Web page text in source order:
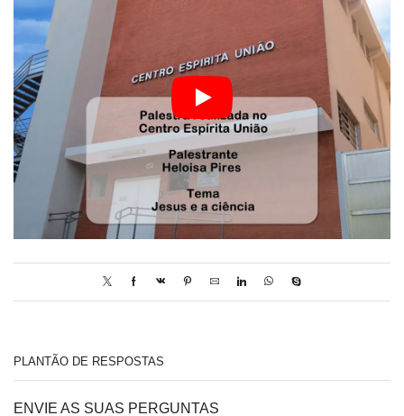
PLANTÃO DE RESPOSTAS
ENVIE AS SUAS PERGUNTAS